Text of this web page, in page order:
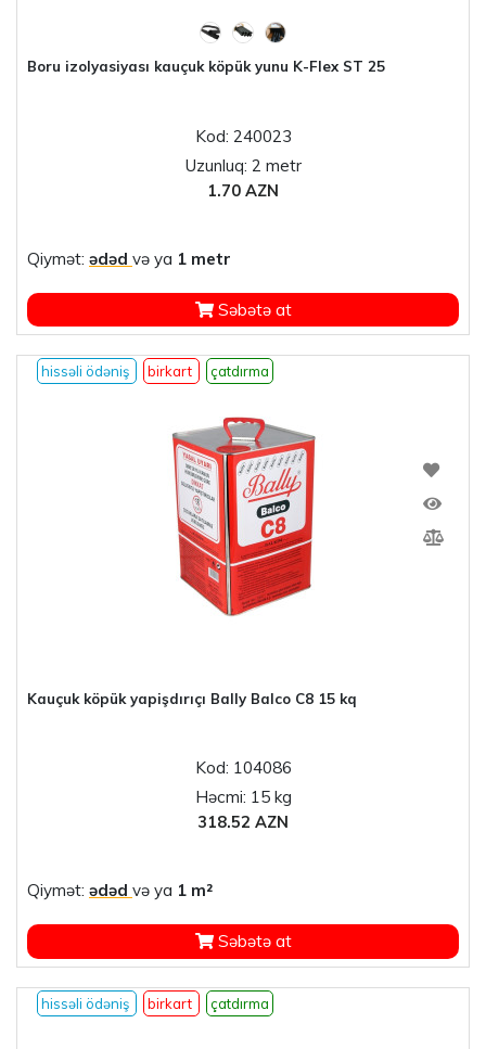
Boru izolyasiyası kauçuk köpük yunu K-Flex ST 25
Kod: 240023
Uzunluq: 2 metr
1.70 AZN
Qiymət: ədəd və ya 1 metr
Səbətə at
hissəli ödəniş birkart çatdırma
Kauçuk köpük yapişdırıçı Bally Balco C8 15 kq
Kod: 104086
Həcmi: 15 kg
318.52 AZN
Qiymət: ədəd və ya 1 m²
Səbətə at
hissəli ödəniş birkart çatdırma